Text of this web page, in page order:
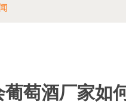
萄酒厂家如